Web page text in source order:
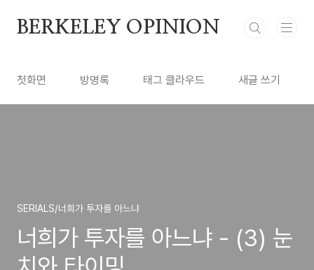
BERKELEY OPINION
첫화면 방명록 태그 클라우드 새글 쓰기
SERIALS/너희가 투자를 아느냐
너희가 투자를 아느냐 - (3) 눈